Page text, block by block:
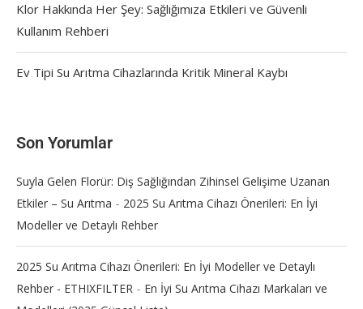
Klor Hakkında Her Şey: Sağlığımıza Etkileri ve Güvenli
Kullanım Rehberi
Ev Tipi Su Arıtma Cihazlarında Kritik Mineral Kaybı
Son Yorumlar
Suyla Gelen Florür: Diş Sağlığından Zihinsel Gelişime Uzanan
Etkiler – Su Arıtma - 2025 Su Arıtma Cihazı Önerileri: En İyi
Modeller ve Detaylı Rehber
2025 Su Arıtma Cihazı Önerileri: En İyi Modeller ve Detaylı
Rehber - ETHIXFILTER - En İyi Su Arıtma Cihazı Markaları ve